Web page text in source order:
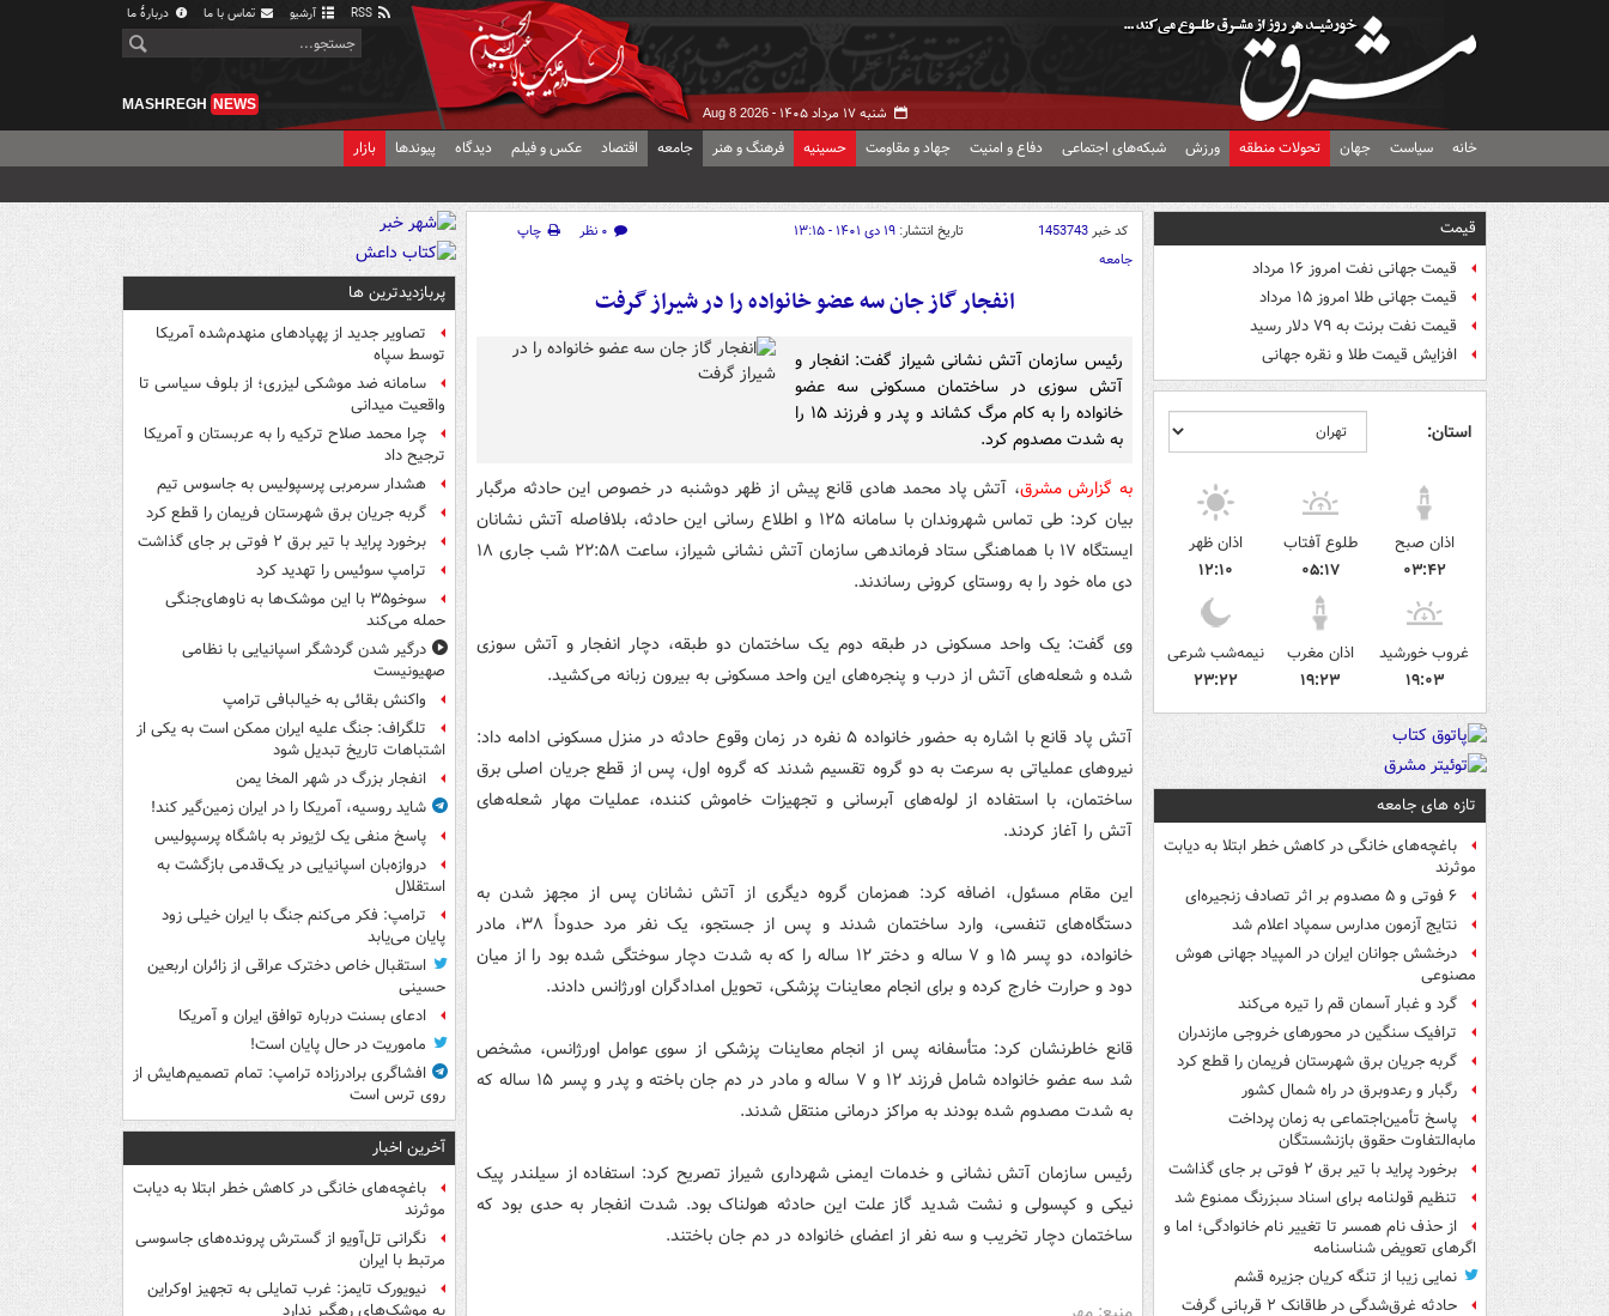
آرشیو تماس با ما دربارهٔ ما
شنبه ۱۷ مرداد ۱۴۰۵ - Aug 8 2026
MASHREGH NEWS
خانه سیاست جهان تحولات منطقه ورزش شبکه‌های اجتماعی دفاع و امنیت جهاد و مقاومت حسینیه فرهنگ و هنر جامعه اقتصاد عکس و فیلم دیدگاه پیوندها بازار
قیمت
قیمت جهانی نفت امروز ۱۶ مرداد
قیمت جهانی طلا امروز ۱۵ مرداد
قیمت نفت برنت به ۷۹ دلار رسید
افزایش قیمت طلا و نقره جهانی
استان:
اذان صبح
۰۳:۴۲
طلوع آفتاب
۰۵:۱۷
اذان ظهر
۱۲:۱۰
غروب خورشید
۱۹:۰۳
اذان مغرب
۱۹:۲۳
نیمه‌شب شرعی
۲۳:۲۲
تازه های جامعه
باغچه‌های خانگی در کاهش خطر ابتلا به دیابت
موثرند
۶ فوتی و ۵ مصدوم بر اثر تصادف زنجیره‌ای
نتایج آزمون مدارس سمپاد اعلام شد
درخشش جوانان ایران در المپیاد جهانی هوش
مصنوعی
گرد و غبار آسمان قم را تیره می‌کند
ترافیک سنگین در محورهای خروجی مازندران
گربه جریان برق شهرستان فریمان را قطع کرد
رگبار و رعدوبرق در راه شمال کشور
پاسخ تأمین‌اجتماعی به زمان پرداخت
مابه‌التفاوت حقوق بازنشستگان
برخورد پراید با تیر برق ۲ فوتی بر جای گذاشت
تنظیم قولنامه برای اسناد سبزرنگ ممنوع شد
از حذف نام همسر تا تغییر نام خانوادگی؛ اما و
اگرهای تعویض شناسنامه
نمایی زیبا از تنگه کریان جزیره قشم
حادثه غرق‌شدگی در طاقانک ۲ قربانی گرفت
کد خبر1453743 تاریخ انتشار: ۱۹ دی ۱۴۰۱ - ۱۳:۱۵ ۰ نظر
چاپ
جامعه
انفجار گاز جان سه عضو خانواده را در شیراز گرفت
رئیس سازمان آتش نشانی شیراز گفت: انفجار و
آتش سوزی در ساختمان مسکونی سه عضو
خانواده را به کام مرگ کشاند و پدر و فرزند ۱۵ را
به شدت مصدوم کرد.
به گزارش مشرق، آتش پاد محمد هادی قانع پیش از ظهر دوشنبه در خصوص این حادثه مرگبار
بیان کرد: طی تماس شهروندان با سامانه ۱۲۵ و اطلاع رسانی این حادثه، بلافاصله آتش نشانان
ایستگاه ۱۷ با هماهنگی ستاد فرماندهی سازمان آتش نشانی شیراز، ساعت ۲۲:۵۸ شب جاری ۱۸
دی ماه خود را به روستای کرونی رساندند.
وی گفت: یک واحد مسکونی در طبقه دوم یک ساختمان دو طبقه، دچار انفجار و آتش سوزی
شده و شعله‌های آتش از درب و پنجره‌های این واحد مسکونی به بیرون زبانه می‌کشید.
آتش پاد قانع با اشاره به حضور خانواده ۵ نفره در زمان وقوع حادثه در منزل مسکونی ادامه داد:
نیروهای عملیاتی به سرعت به دو گروه تقسیم شدند که گروه اول، پس از قطع جریان اصلی برق
ساختمان، با استفاده از لوله‌های آبرسانی و تجهیزات خاموش کننده، عملیات مهار شعله‌های
آتش را آغاز کردند.
این مقام مسئول، اضافه کرد: همزمان گروه دیگری از آتش نشانان پس از مجهز شدن به
دستگاه‌های تنفسی، وارد ساختمان شدند و پس از جستجو، یک نفر مرد حدوداً ۳۸، مادر
خانواده، دو پسر ۱۵ و ۷ ساله و دختر ۱۲ ساله را که به شدت دچار سوختگی شده بود را از میان
دود و حرارت خارج کرده و برای انجام معاینات پزشکی، تحویل امدادگران اورژانس دادند.
قانع خاطرنشان کرد: متأسفانه پس از انجام معاینات پزشکی از سوی عوامل اورژانس، مشخص
شد سه عضو خانواده شامل فرزند ۱۲ و ۷ ساله و مادر در دم جان باخته و پدر و پسر ۱۵ ساله که
به شدت مصدوم شده بودند به مراکز درمانی منتقل شدند.
رئیس سازمان آتش نشانی و خدمات ایمنی شهرداری شیراز تصریح کرد: استفاده از سیلندر پیک
نیکی و کپسولی و نشت شدید گاز علت این حادثه هولناک بود. شدت انفجار به حدی بود که
ساختمان دچار تخریب و سه نفر از اعضای خانواده در دم جان باختند.
پربازدیدترین ها
تصاویر جدید از پهپادهای منهدم‌شده آمریکا
توسط سپاه
سامانه ضد موشکی لیزری؛ از بلوف سیاسی تا
واقعیت میدانی
چرا محمد صلاح ترکیه را به عربستان و آمریکا
ترجیح داد
هشدار سرمربی پرسپولیس به جاسوس تیم
گربه جریان برق شهرستان فریمان را قطع کرد
برخورد پراید با تیر برق ۲ فوتی بر جای گذاشت
ترامپ سوئیس را تهدید کرد
سوخو۳۵ با این موشک‌ها به ناوهای‌جنگی
حمله می‌کند
درگیر شدن گردشگر اسپانیایی با نظامی
صهیونیست
واکنش بقائی به خیالبافی ترامپ
تلگراف: جنگ علیه ایران ممکن است به یکی از
اشتباهات تاریخ تبدیل شود
انفجار بزرگ در شهر المخا یمن
شاید روسیه، آمریکا را در ایران زمین‌گیر کند!
پاسخ منفی یک لژیونر به باشگاه پرسپولیس
دروازه‌بان اسپانیایی در یک‌قدمی بازگشت به
استقلال
ترامپ: فکر می‌کنم جنگ با ایران خیلی زود
پایان می‌یابد
استقبال خاص دخترک عراقی از زائران اربعین
حسینی
ادعای بسنت درباره توافق ایران و آمریکا
ماموریت در حال پایان است!
افشاگری برادرزاده ترامپ: تمام تصمیم‌هایش از
روی ترس است
آخرین اخبار
باغچه‌های خانگی در کاهش خطر ابتلا به دیابت
موثرند
نگرانی تل‌آویو از گسترش پرونده‌های جاسوسی
مرتبط با ایران
نیویورک تایمز: غرب تمایلی به تجهیز اوکراین
به موشک‌های رهگیر ندارد